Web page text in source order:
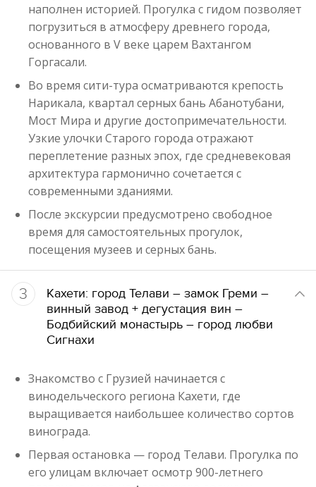
наполнен историей. Прогулка с гидом позволяет
погрузиться в атмосферу древнего города,
основанного в V веке царем Вахтангом
Горгасали.
Во время сити-тура осматриваются крепость
Нарикала, квартал серных бань Абанотубани,
Мост Мира и другие достопримечательности.
Узкие улочки Старого города отражают
переплетение разных эпох, где средневековая
архитектура гармонично сочетается с
современными зданиями.
После экскурсии предусмотрено свободное
время для самостоятельных прогулок,
посещения музеев и серных бань.
3
Кахети: город Телави – замок Греми –
винный завод + дегустация вин –
Бодбийский монастырь – город любви
Сигнахи
Знакомство с Грузией начинается с
винодельческого региона Кахети, где
выращивается наибольшее количество сортов
винограда.
Первая остановка — город Телави. Прогулка по
его улицам включает осмотр 900-летнего